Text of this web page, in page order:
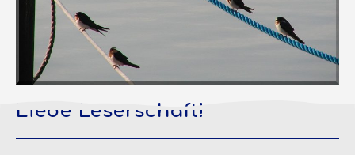
Liebe Leserschaft!